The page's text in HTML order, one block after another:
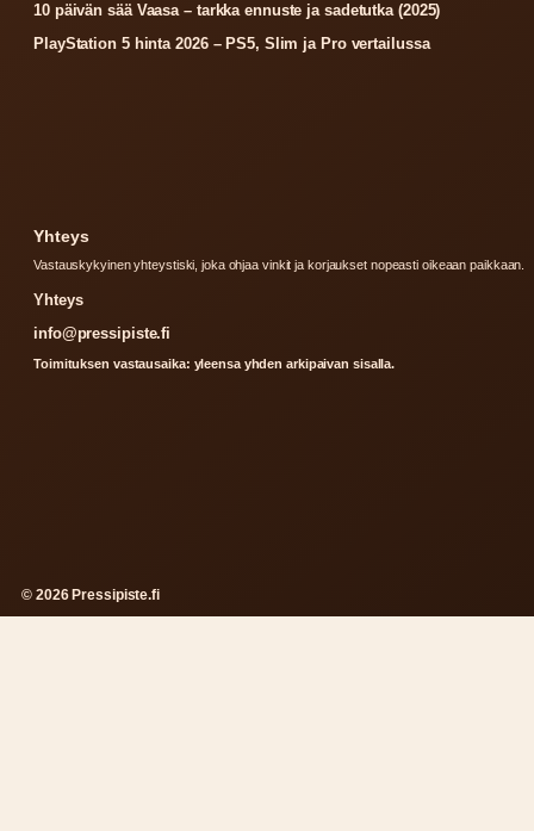
10 päivän sää Vaasa – tarkka ennuste ja sadetutka (2025)
PlayStation 5 hinta 2026 – PS5, Slim ja Pro vertailussa
Yhteys
Vastauskykyinen yhteystiski, joka ohjaa vinkit ja korjaukset nopeasti oikeaan paikkaan.
Yhteys
info@pressipiste.fi
Toimituksen vastausaika: yleensa yhden arkipaivan sisalla.
© 2026 Pressipiste.fi